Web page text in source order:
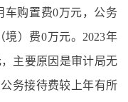
车购置费0万元，公务
境）费0万元。2023年
主要原因是审计局无
务接待费较上年有所